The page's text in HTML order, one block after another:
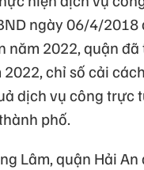
ngày 06/4/2018
năm 2022, quận
chỉ số cải
dịch vụ công trực
phố.
Lâm, quận Hải An